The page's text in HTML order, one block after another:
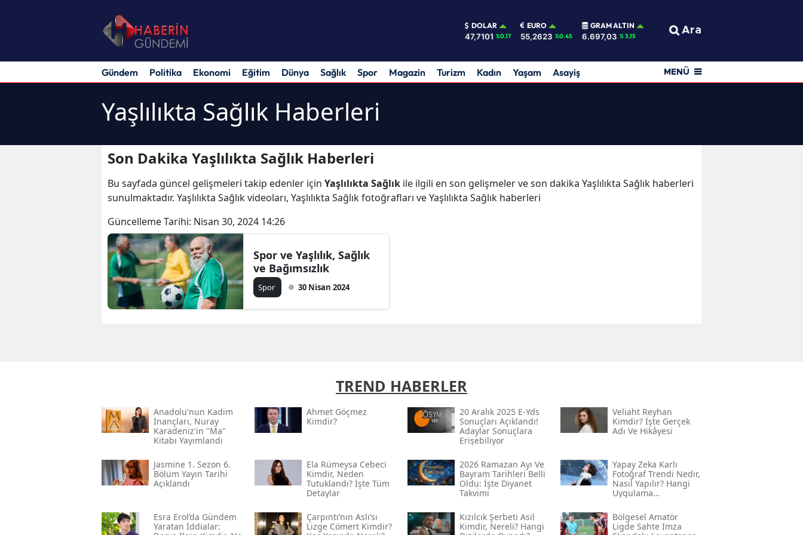
DOLAR
47,7101 %0.17
EURO
55,2623 %0.45
GRAM ALTIN
6.697,03 % 3,15 Ara
Gündem Politika Ekonomi Eğitim Dünya Sağlık Spor Magazin Turizm Kadın Yaşam Asayiş MENÜ
Yaşlılıkta Sağlık Haberleri
Son Dakika Yaşlılıkta Sağlık Haberleri
Bu sayfada güncel gelişmeleri takip edenler için Yaşlılıkta Sağlık ile ilgili en son gelişmeler ve son dakika Yaşlılıkta Sağlık haberleri
sunulmaktadır. Yaşlılıkta Sağlık videoları, Yaşlılıkta Sağlık fotoğrafları ve Yaşlılıkta Sağlık haberleri
Güncelleme Tarihi: Nisan 30, 2024 14:26
Spor ve Yaşlılık, Sağlık
ve Bağımsızlık
Spor 30 Nisan 2024
TREND HABERLER
Anadolu'nun Kadim
İnançları, Nuray
Karadeniz'in "ma"
Kitabı Yayımlandı
Ahmet Göçmez
Kimdir?
20 Aralık 2025 E-Yds
Sonuçları Açıklandı!
Adaylar Sonuçlara
Erişebiliyor
Veliaht Reyhan
Kimdir? İşte Gerçek
Adı Ve Hikâyesi
Jasmine 1. Sezon 6.
Bölüm Yayın Tarihi
Açıklandı
Ela Rümeysa Cebeci
Kimdir, Neden
Tutuklandı? İşte Tüm
Detaylar
2026 Ramazan Ayı Ve
Bayram Tarihleri Belli
Oldu: İşte Diyanet
Takvimi
Yapay Zeka Karlı
Fotoğraf Trendi Nedir,
Nasıl Yapılır? Hangi
Uygulama
Adım Adım Rehber
Esra Erol’da Gündem
Yaratan İddialar:
Çarpıntı’nın Aslı’sı
Lizge Cömert Kimdir?
Kızılcık Şerbeti Asil
Kimdir, Nereli? Hangi
Bölgesel Amatör
Ligde Sahte Imza